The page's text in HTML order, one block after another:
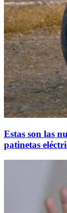
Estas son las
patinetas